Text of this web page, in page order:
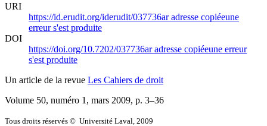
URI
https://id.erudit.org/iderudit/037736aradresse copiéeune
erreur s'est produite
DOI
https://doi.org/10.7202/037736aradresse copiéeune erreur
s'est produite
Un article de la revue Les Cahiers de droit
Volume 50, numéro 1, mars 2009, p. 3–36
Tous droits réservés © Université Laval, 2009